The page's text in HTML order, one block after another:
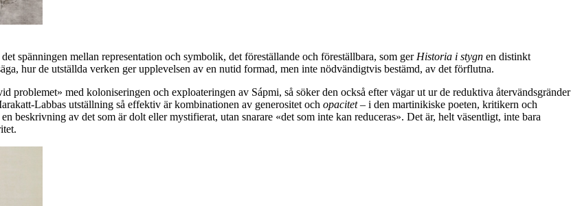
spänningen mellan representation och symbolik, det föreställande och föreställbara, som ger Historia i stygn en distinkt
hur de utställda verken ger upplevelsen av en nutid formad, men inte nödvändigtvis bestämd, av det förflutna.
problemet» med koloniseringen och exploateringen av Sápmi, så söker den också efter vägar ut ur de reduktiva återvändsgränder
Labbas utställning så effektiv är kombinationen av generositet och opacitet– i den martinikiske poeten, kritikern och
beskrivning av det som är dolt eller mystifierat, utan snarare «det som inte kan reduceras». Det är, helt väsentligt, inte bara